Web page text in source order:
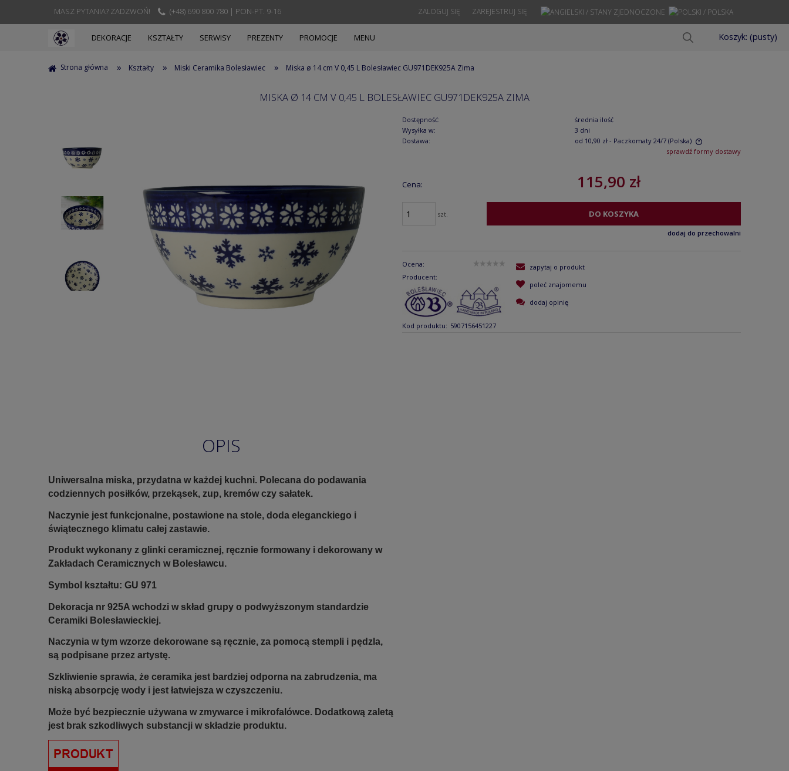
MASZ PYTANIA? ZADZWOŃ! (+48) 690 800 780 | PON-PT. 9-16 ZAREJESTRUJ SIĘ
ZALOGUJ SIĘ
Koszyk: (pusty)
DEKORACJE KSZTAŁTY SERWISY PREZENTY PROMOCJE MENU
Strona główna » Kształty » Miski Ceramika Bolesławiec » Miska ø 14 cm V 0,45 L Bolesławiec GU971DEK925A Zima
MISKA Ø 14 CM V 0,45 L BOLESŁAWIEC GU971DEK925A ZIMA
Dostępność:
średnia ilość
Wysyłka w:
3 dni
Dostawa:
od 10,90 zł - Paczkomaty 24/7 (Polska)
sprawdź formy dostawy
Cena: 115,90 zł
szt. DO KOSZYKA
dodaj do przechowalni
Ocena:
Producent:
Kod produktu: 5907156451227
zapytaj o produkt
poleć znajomemu
dodaj opinię
OPIS
Uniwersalna miska, przydatna w każdej kuchni. Polecana do podawania
codziennych posiłków, przekąsek, zup, kremów czy sałatek.
Naczynie jest funkcjonalne, postawione na stole, doda eleganckiego i
świątecznego klimatu całej zastawie.
Produkt wykonany z glinki ceramicznej, ręcznie formowany i dekorowany w
Zakładach Ceramicznych w Bolesławcu.
Symbol kształtu: GU 971
Dekoracja nr 925A wchodzi w skład grupy o podwyższonym standardzie
Ceramiki Bolesławieckiej.
Naczynia w tym wzorze dekorowane są ręcznie, za pomocą stempli i pędzla,
są podpisane przez artystę.
Szkliwienie sprawia, że ceramika jest bardziej odporna na zabrudzenia, ma
niską absorpcję wody i jest łatwiejsza w czyszczeniu.
Może być bezpiecznie używana w zmywarce i mikrofalówce. Dodatkową zaletą
jest brak szkodliwych substancji w składzie produktu.